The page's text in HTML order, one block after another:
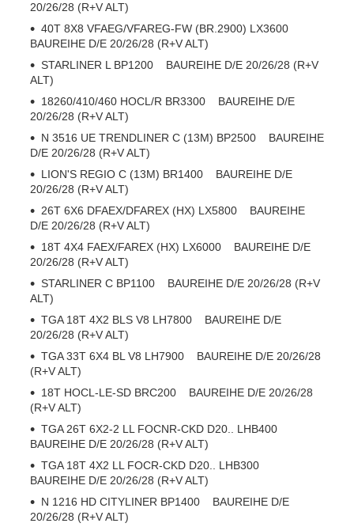
20/26/28 (R+V ALT)
40T 8X8 VFAEG/VFAREG-FW (BR.2900) LX3600
BAUREIHE D/E 20/26/28 (R+V ALT)
STARLINER L BP1200 BAUREIHE D/E 20/26/28 (R+V
ALT)
18260/410/460 HOCL/R BR3300 BAUREIHE D/E
20/26/28 (R+V ALT)
N 3516 UE TRENDLINER C (13M) BP2500 BAUREIHE
D/E 20/26/28 (R+V ALT)
LION'S REGIO C (13M) BR1400 BAUREIHE D/E
20/26/28 (R+V ALT)
26T 6X6 DFAEX/DFAREX (HX) LX5800 BAUREIHE
D/E 20/26/28 (R+V ALT)
18T 4X4 FAEX/FAREX (HX) LX6000 BAUREIHE D/E
20/26/28 (R+V ALT)
STARLINER C BP1100 BAUREIHE D/E 20/26/28 (R+V
ALT)
TGA 18T 4X2 BLS V8 LH7800 BAUREIHE D/E
20/26/28 (R+V ALT)
TGA 33T 6X4 BL V8 LH7900 BAUREIHE D/E 20/26/28
(R+V ALT)
18T HOCL-LE-SD BRC200 BAUREIHE D/E 20/26/28
(R+V ALT)
TGA 26T 6X2-2 LL FOCNR-CKD D20.. LHB400
BAUREIHE D/E 20/26/28 (R+V ALT)
TGA 18T 4X2 LL FOCR-CKD D20.. LHB300
BAUREIHE D/E 20/26/28 (R+V ALT)
N 1216 HD CITYLINER BP1400 BAUREIHE D/E
20/26/28 (R+V ALT)